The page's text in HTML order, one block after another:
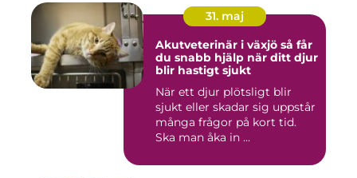
31. maj
Akutveterinär i växjö så får
du snabb hjälp när ditt djur
blir hastigt sjukt
När ett djur plötsligt blir
sjukt eller skadar sig uppstår
många frågor på kort tid.
Ska man åka in ...